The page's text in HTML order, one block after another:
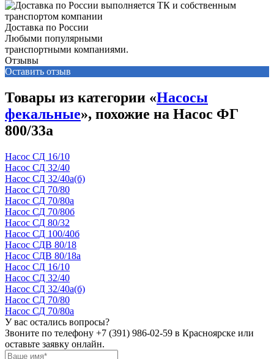
Доставка по России
Любыми популярными
транспортными компаниями.
Отзывы
Оставить отзыв
Товары из категории «Насосы
фекальные», похожие на Насос ФГ
800/33а
Насос СД 16/10
Насос СД 32/40
Насос СД 32/40а(б)
Насос СД 70/80
Насос СД 70/80а
Насос СД 70/80б
Насос СД 80/32
Насос СД 100/40б
Насос СДВ 80/18
Насос СДВ 80/18а
Насос СД 16/10
Насос СД 32/40
Насос СД 32/40а(б)
Насос СД 70/80
Насос СД 70/80а
У вас остались вопросы?
Звоните по телефону +7 (391) 986-02-59 в Красноярске или
оставьте заявку онлайн.